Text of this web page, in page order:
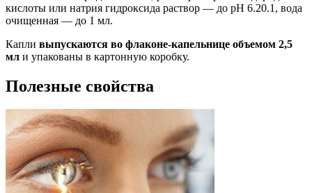
кислоты или натрия гидроксида раствор — до pH 6.20.1, вода
очищенная — до 1 мл.
Капли выпускаются во флаконе-капельнице объемом 2,5
мл и упакованы в картонную коробку.
Полезные свойства